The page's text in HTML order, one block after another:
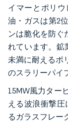
イマーとポリ
油・ガスは第2
ンは脆化を防ぐ
れています。鉱
未満に耐えるポ
のスラリーパイ
15MW風力ター
える波浪衝撃圧
るガラスフレー